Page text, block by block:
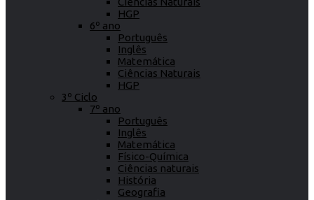
HGP
6º ano
Português
Inglês
Matemática
Ciências Naturais
HGP
3º Ciclo
7º ano
Português
Inglês
Matemática
Físico-Química
Ciências naturais
História
Geografia